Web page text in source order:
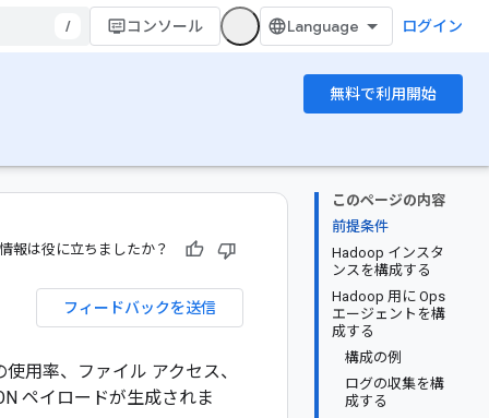
/ コンソール ログイン
無料で利用開始
このページの内容
前提条件
Hadoop インスタ
ンスを構成する
Hadoop 用に Ops
エージェントを構
成する
構成の例
ログの収集を構
成する
報は役に立ちましたか？
フィードバックを送信
用率、ファイル アクセス、
ペイロードが生成されま